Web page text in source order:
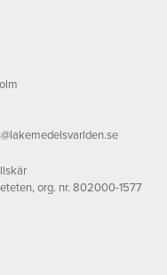
org. nr. 802000-1577